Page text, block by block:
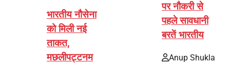
भारतीय नौसेना
को मिली नई
ताकत,
मछलीपट्टनम
पर नौकरी से
पहले सावधानी
बरतें भारतीय
Anup Shukla